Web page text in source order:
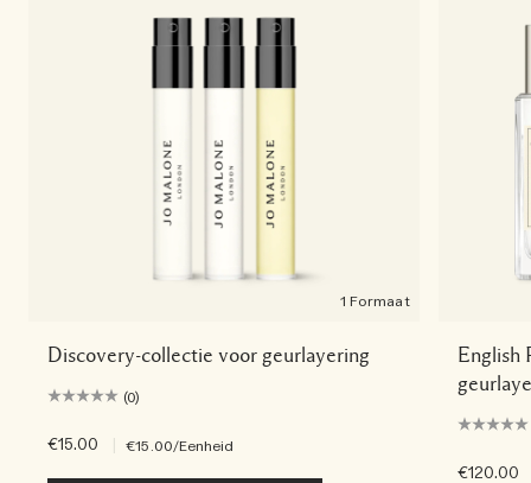
1 Formaat
Discovery-collectie voor geurlayering
(0)
€15.00 €15.00/Eenheid
English
€120.00